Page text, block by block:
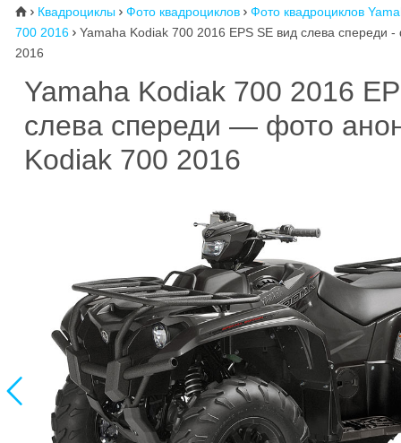
⌂  Квадроциклы  Фото квадроциклов  Фото квадроциклов
700 2016  Yamaha Kodiak 700 2016 EPS SE вид слева спереди
2016
Yamaha Kodiak 700 2016
слева спереди — фото
Kodiak 700 2016
